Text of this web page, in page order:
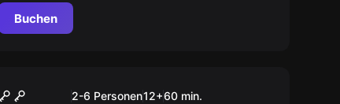
Buchen
Spurlos verschwunden
2-6 Personen12+60 min.